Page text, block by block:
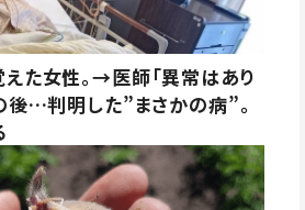
た女性。→医師「異常はあり
後…判明した”まさかの病”。